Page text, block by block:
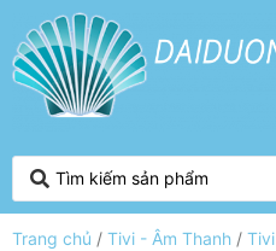
Trang chủ / Tivi - Âm Thanh / Tivi